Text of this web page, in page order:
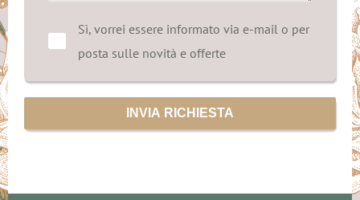
Sì, vorrei essere informato via e-mail o per
posta sulle novità e offerte